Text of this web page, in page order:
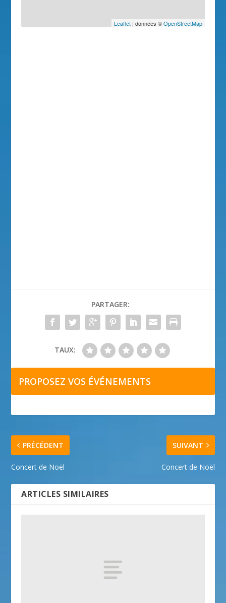
Leaflet| données ©OpenStreetMap
PARTAGER:
TAUX:
PROPOSEZ VOS ÉVÉNEMENTS
PRÉCÉDENT
Concert de Noël
SUIVANT
Concert de Noël
ARTICLES SIMILAIRES